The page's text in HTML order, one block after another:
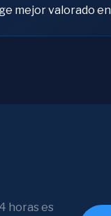
mejor valorado en
horas es